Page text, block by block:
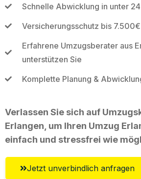
Schnelle Abwicklung in unter
Versicherungsschutz bis
Erfahrene Umzugsberater aus
unterstützen Sie
Komplette Planung &
Verlassen Sie sich auf
Erlangen, um Ihren Umzug
einfach und stressfrei wie
Jetzt unverbindlich anfragen